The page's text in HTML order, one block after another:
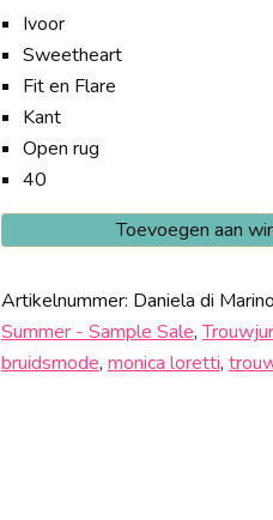
Ivoor
Sweetheart
Fit en Flare
Kant
Open rug
40
Marino
Fabiola
Sale
Toevoegen aan
Artikelnummer: Daniela di
Summer - Sample Sale,
bruidsmode, monica loretti,